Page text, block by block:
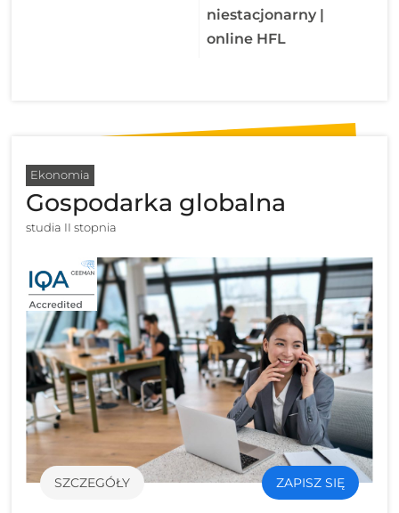
niestacjonarny |
online HFL
Ekonomia
Gospodarka globalna
studia II stopnia
SZCZEGÓŁY ZAPISZ SIĘ